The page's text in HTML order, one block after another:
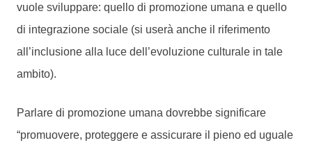
vuole sviluppare: quello di promozione umana e quello
di integrazione sociale (si userà anche il riferimento
all’inclusione alla luce dell’evoluzione culturale in tale
ambito).
Parlare di promozione umana dovrebbe significare
“promuovere, proteggere e assicurare il pieno ed uguale